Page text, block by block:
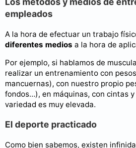
empleados
A la hora de efectuar un trabajo
diferentes medios a la hora de
Por ejemplo, si hablamos de
realizar un entrenamiento con
mancuernas), con nuestro propio
fondos…), en máquinas, con cintas
variedad es muy elevada.
El deporte practicado
Como bien sabemos, existen